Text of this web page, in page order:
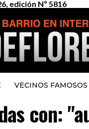
edición Nº 5816
VECINOS FAMOSOS
con: